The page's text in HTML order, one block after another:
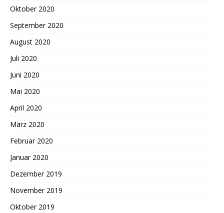
Oktober 2020
September 2020
August 2020
Juli 2020
Juni 2020
Mai 2020
April 2020
März 2020
Februar 2020
Januar 2020
Dezember 2019
November 2019
Oktober 2019